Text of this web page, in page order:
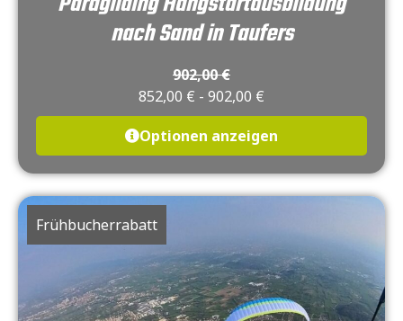
nach Sand in Taufers
902,00€
852,00 € - 902,00 €
Optionen anzeigen
Frühbucherrabatt